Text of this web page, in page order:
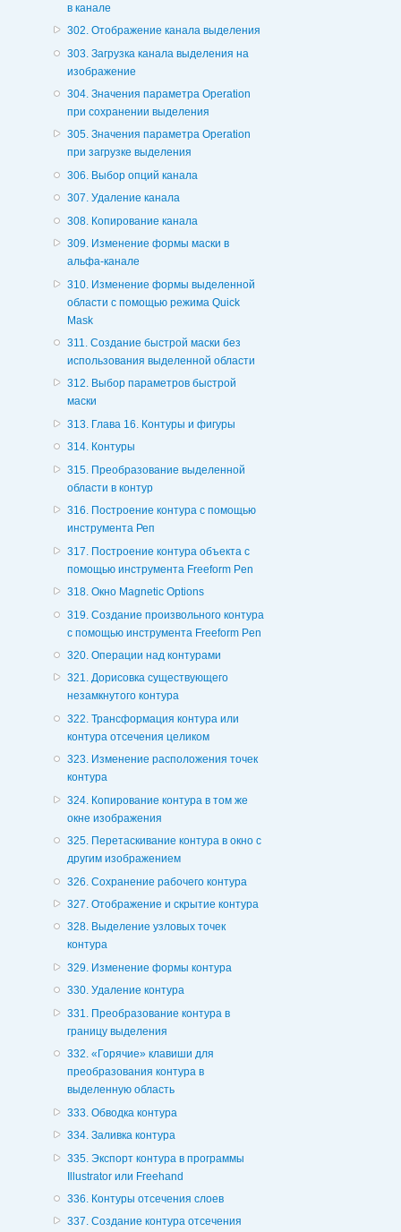
в канале
302. Отображение канала выделения
303. Загрузка канала выделения на
изображение
304. Значения параметра Operation
при сохранении выделения
305. Значения параметра Operation
при загрузке выделения
306. Выбор опций канала
307. Удаление канала
308. Копирование канала
309. Изменение формы маски в
альфа-канале
310. Изменение формы выделенной
области с помощью режима Quick
Mask
311. Создание быстрой маски без
использования выделенной области
312. Выбор параметров быстрой
маски
313. Глава 16. Контуры и фигуры
314. Контуры
315. Преобразование выделенной
области в контур
316. Построение контура с помощью
инструмента Реп
317. Построение контура объекта с
помощью инструмента Freeform Pen
318. Окно Magnetic Options
319. Создание произвольного контура
с помощью инструмента Freeform Pen
320. Операции над контурами
321. Дорисовка существующего
незамкнутого контура
322. Трансформация контура или
контура отсечения целиком
323. Изменение расположения точек
контура
324. Копирование контура в том же
окне изображения
325. Перетаскивание контура в окно с
другим изображением
326. Сохранение рабочего контура
327. Отображение и скрытие контура
328. Выделение узловых точек
контура
329. Изменение формы контура
330. Удаление контура
331. Преобразование контура в
границу выделения
332. «Горячие» клавиши для
преобразования контура в
выделенную область
333. Обводка контура
334. Заливка контура
335. Экспорт контура в программы
Illustrator или Freehand
336. Контуры отсечения слоев
337. Создание контура отсечения